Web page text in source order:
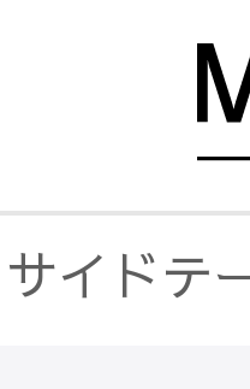
サイドテ